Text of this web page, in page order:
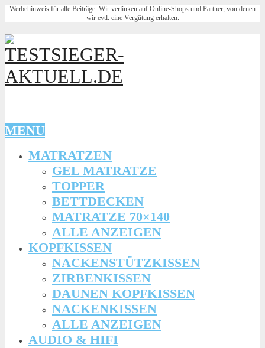
Werbehinweis für alle Beiträge: Wir verlinken auf Online-Shops und Partner, von denen
wir evtl. eine Vergütung erhalten.
MENU
MATRATZEN
GEL MATRATZE
TOPPER
BETTDECKEN
MATRATZE 70×140
ALLE ANZEIGEN
KOPFKISSEN
NACKENSTÜTZKISSEN
ZIRBENKISSEN
DAUNEN KOPFKISSEN
NACKENKISSEN
ALLE ANZEIGEN
AUDIO & HIFI